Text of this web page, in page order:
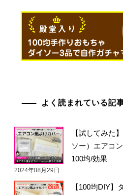
よく読まれている記
【試してみた
ソー）エアコ
100均/効果
2024年08月29日
【100均DIY】